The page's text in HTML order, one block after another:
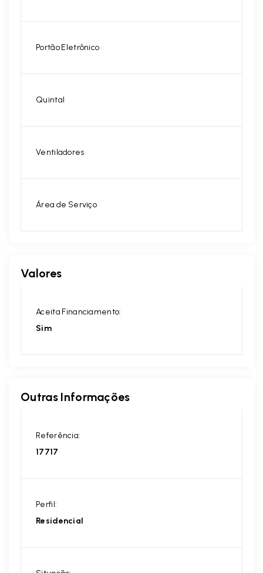
Portão Eletrônico
Quintal
Ventiladores
Área de Serviço
Valores
Aceita Financiamento:
Sim
Outras Informações
Referência:
17717
Perfil:
Residencial